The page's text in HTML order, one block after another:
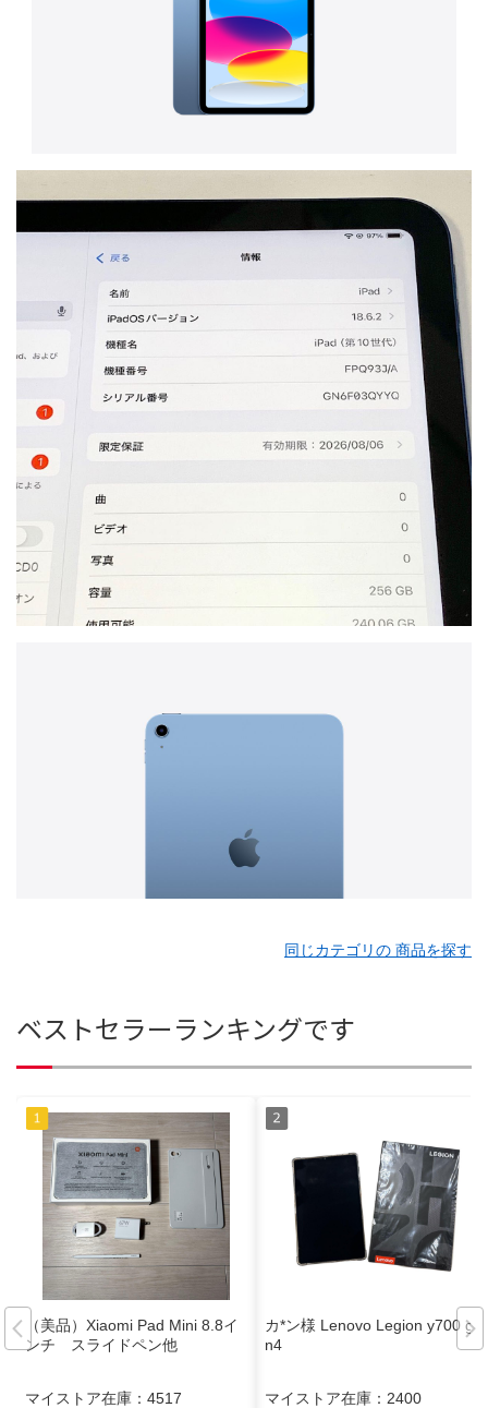
同じカテゴリの 商品を探す
ベストセラーランキングです
（美品）Xiaomi Pad Mini 8.8イ
ンチ スライドペン他
マイストア在庫： 4517
カ*ン様 Lenovo Legion y700 ge
n4
マイストア在庫： 2400